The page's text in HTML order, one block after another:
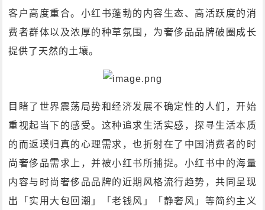
客户高度重合。小红书蓬勃的内容生态、高活跃度的消
费者群体以及浓厚的种草氛围，为奢侈品品牌破圈成长
提供了天然的土壤。
目睹了世界震荡局势和经济发展不确定性的人们，开始
重视起当下的感受。这种追求生活实感，探寻生活本质
的而返璞归真的心理需求，也折射在了中国消费者的时
尚奢侈品需求上，并被小红书所捕捉。小红书中的海量
内容与时尚奢侈品品牌的近期风格流行趋势，共同呈现
出「实用大包回潮」「老钱风」「静奢风」等简约主义